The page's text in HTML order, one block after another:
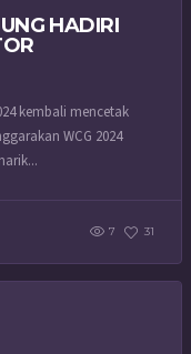
HADIRI
kembali mencetak
WCG 2024
7 31